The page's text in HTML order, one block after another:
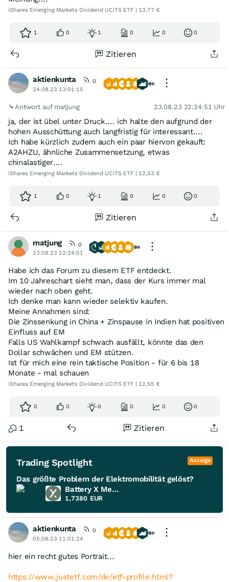
iShares Emerging Markets Dividend UCITS ETF | 13,77 €
1 0 1 0 0 0
Zitieren
aktienkunta
0
24.08.23 13:01:15
Antwort auf matjung 23.08.23 22:24:51 Uhr
ja, der ist übel unter Druck.... ich halte den aufgrund der
hohen Ausschüttung auch langfristig für interessant....
Ich habe kürzlich zudem auch ein paar hiervon gekauft:
A2AHZU, ähnliche Zusammensetzung, etwas
chinalastiger....
iShares Emerging Markets Dividend UCITS ETF | 12,53 €
1 0 1 0 0 0
Zitieren
matjung
0
23.08.23 22:24:51
Habe ich das Forum zu diesem ETF entdeckt.
Im 10 Jahreschart sieht man, dass der Kurs immer mal
wieder nach oben geht.
Ich denke man kann wieder selektiv kaufen.
Meine Annahmen sind:
Die Zinssenkung in China + Zinspause in Indien hat positiven
Einfluss auf EM
Falls US Wahlkampf schwach ausfällt, könnte das den
Dollar schwächen und EM stützen.
Ist für mich eine rein taktische Position - für 6 bis 18
Monate - mal schauen
iShares Emerging Markets Dividend UCITS ETF | 12,55 €
0 0 0 0 0 0
1 Zitieren
Trading Spotlight Anzeige
Das größte Problem der Elektromobilität gelöst?
Battery X Metals
1,7380 EUR
aktienkunta
0
05.06.23 11:01:24
hier ein recht gutes Portrait...
https://www.justetf.com/de/etf-profile.html?